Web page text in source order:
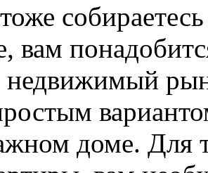
вам
недвижимый
доме. Для